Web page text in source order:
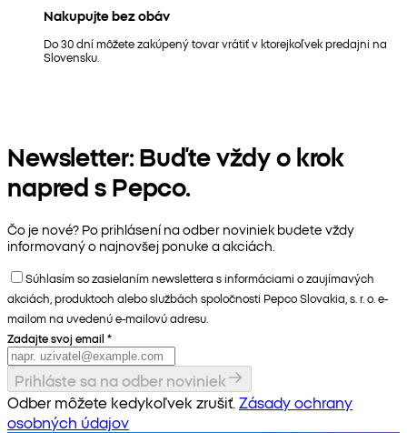
Nakupujte bez obáv
Do 30 dní môžete zakúpený tovar vrátiť v ktorejkoľvek predajni na
Slovensku.
Newsletter: Buďte vždy o krok
napred s Pepco.
Čo je nové? Po prihlásení na odber noviniek budete vždy
informovaný o najnovšej ponuke a akciách.
Súhlasím so zasielaním newslettera s informáciami o zaujímavých
akciách, produktoch alebo službách spoločnosti Pepco Slovakia, s. r. o. e-
mailom na uvedenú e-mailovú adresu.
Zadajte svoj email *
Prihláste sa na odber noviniek
Odber môžete kedykoľvek zrušiť. Zásady ochrany
osobných údajov